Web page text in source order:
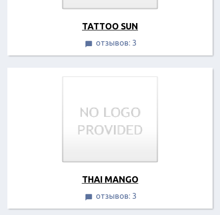
TATTOO SUN
 отзывов: 3
THAI MANGO
 отзывов: 3